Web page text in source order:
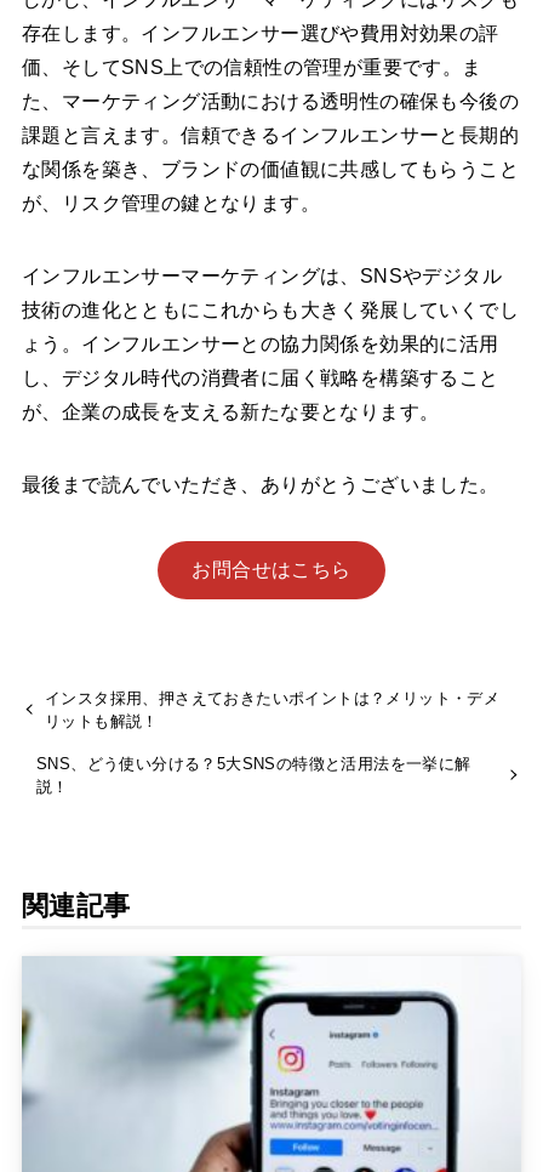
存在します。インフルエンサー選びや費用対効果の評
価、そしてSNS上での信頼性の管理が重要です。ま
た、マーケティング活動における透明性の確保も今後の
課題と言えます。信頼できるインフルエンサーと長期的
な関係を築き、ブランドの価値観に共感してもらうこと
が、リスク管理の鍵となります。
インフルエンサーマーケティングは、SNSやデジタル
技術の進化とともにこれからも大きく発展していくでし
ょう。インフルエンサーとの協力関係を効果的に活用
し、デジタル時代の消費者に届く戦略を構築すること
が、企業の成長を支える新たな要となります。
最後まで読んでいただき、ありがとうございました。
お問合せはこちら
インスタ採用、押さえておきたいポイントは？メリット・デメ
リットも解説！
SNS、どう使い分ける？5大SNSの特徴と活用法を一挙に解
説！
関連記事